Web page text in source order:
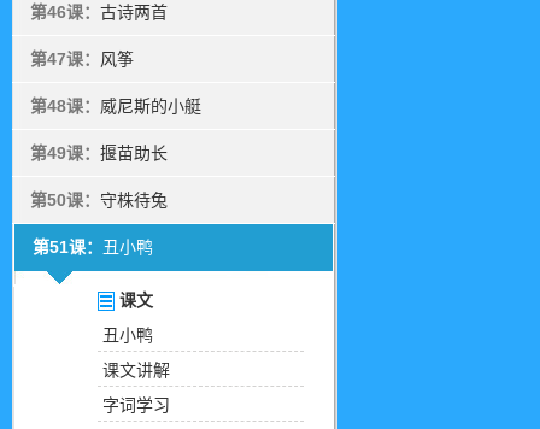
第46课： 古诗两首
第47课： 风筝
第48课： 威尼斯的小艇
第49课： 揠苗助长
第50课： 守株待兔
第51课： 丑小鸭
课文
丑小鸭
课文讲解
字词学习